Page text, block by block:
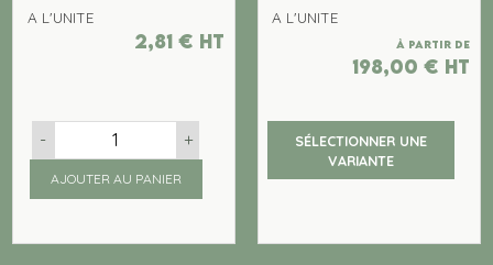
A L'UNITE
2,81 € ht
- +
AJOUTER AU PANIER
A L'UNITE
À partir de
198,00 € ht
SÉLECTIONNER UNE
VARIANTE